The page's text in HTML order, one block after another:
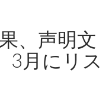
、声明文
3月にリス